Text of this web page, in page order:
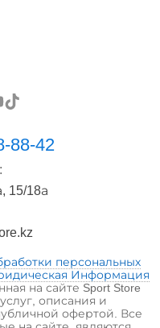
88-42
15/18а
персональных
Информация
на сайте Sport Store
описания и
офертой. Все